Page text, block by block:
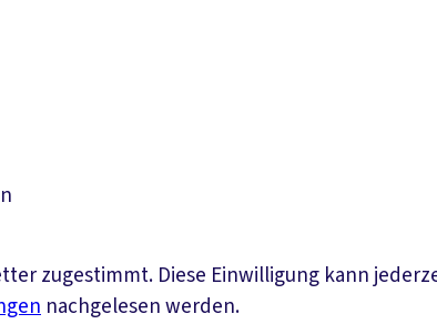
zugestimmt. Diese Einwilligung kann
nachgelesen werden.